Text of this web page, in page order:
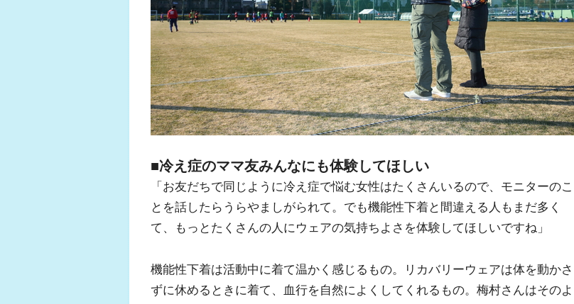
■冷え症のママ友みんなにも体験してほしい
「お友だちで同じように冷え症で悩む女性はたくさんいるので、モニターのこ
とを話したらうらやましがられて。でも機能性下着と間違える人もまだ多く
て、もっとたくさんの人にウェアの気持ちよさを体験してほしいですね」
機能性下着は活動中に着て温かく感じるもの。リカバリーウェアは体を動かさ
ずに休めるときに着て、血行を自然によくしてくれるもの。梅村さんはそのよ